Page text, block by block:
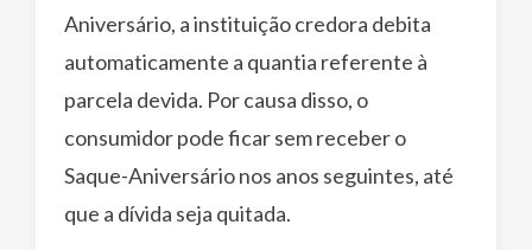
Aniversário, a instituição credora debita
automaticamente a quantia referente à
parcela devida. Por causa disso, o
consumidor pode ficar sem receber o
Saque-Aniversário nos anos seguintes, até
que a dívida seja quitada.